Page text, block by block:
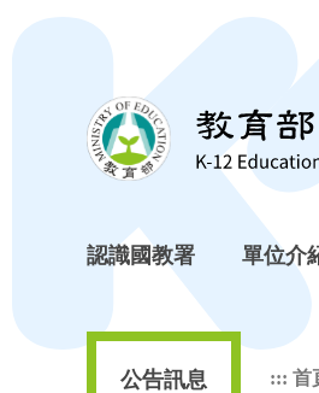
跳到主要內容區塊
認識國教署 單位介
公告訊息 ::: 首